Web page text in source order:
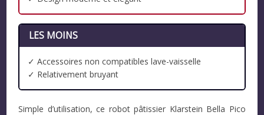
LES MOINS
✓ Accessoires non compatibles lave-vaisselle
✓ Relativement bruyant
Simple d’utilisation, ce robot pâtissier Klarstein Bella Pico